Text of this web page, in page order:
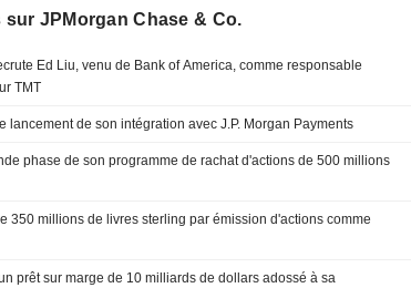
sur JPMorgan Chase & Co.
Ed Liu, venu de Bank of America, comme responsable
TMT
lancement de son intégration avec J.P. Morgan Payments
phase de son programme de rachat d'actions de 500 millions
350 millions de livres sterling par émission d'actions comme
prêt sur marge de 10 milliards de dollars adossé à sa